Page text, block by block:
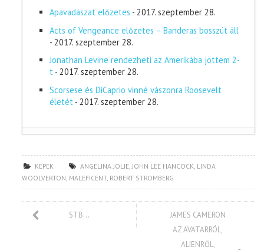
Apavadászat előzetes - 2017. szeptember 28.
Acts of Vengeance előzetes – Banderas bosszút áll
- 2017. szeptember 28.
Jonathan Levine rendezheti az Amerikába jöttem 2-
t - 2017. szeptember 28.
Scorsese és DiCaprio vinné vászonra Roosevelt
életét - 2017. szeptember 28.
KÉPEK ANGELINA JOLIE,JOHN LEE HANCOCK, LINDA
WOOLVERTON, MALEFICENT, ROBERT STROMBERG
STB…
JAMES CAMERON
AZ AVATARRÓL,
ALIENRŐL,